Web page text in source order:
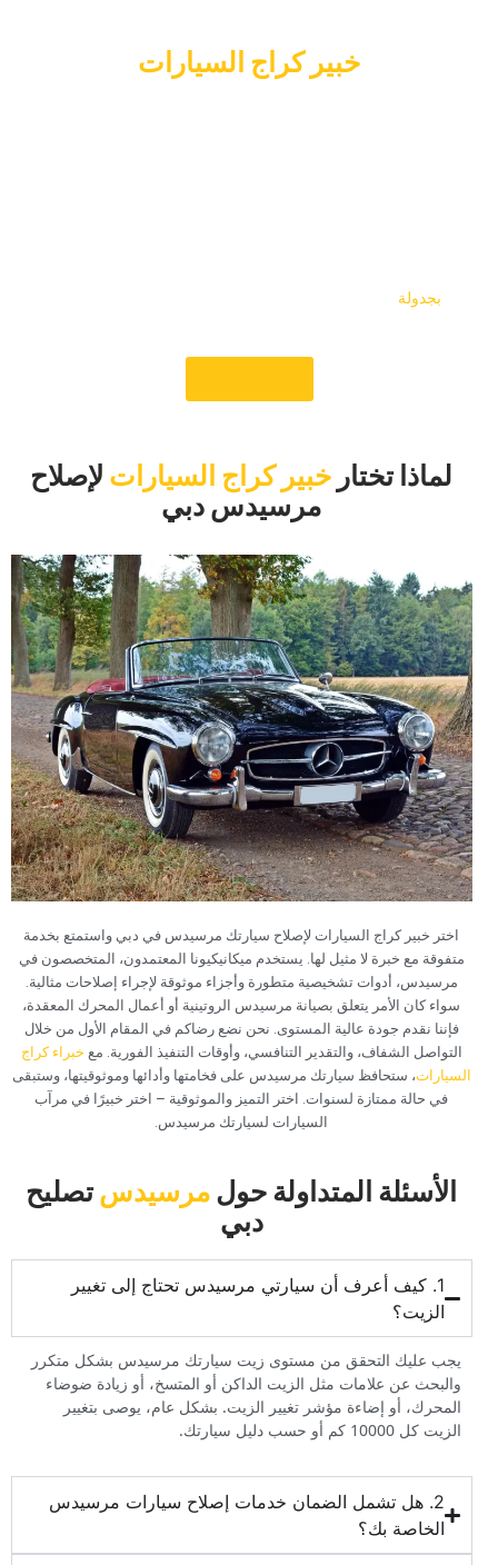
خبير كراج السيارات
بجدولة
‏لماذا تختار‏ خبير كراج السيارات لإصلاح
مرسيدس دبي
اختر خبير كراج السيارات لإصلاح سيارتك مرسيدس في دبي واستمتع بخدمة
متفوقة مع خبرة لا مثيل لها. يستخدم ميكانيكيونا المعتمدون، المتخصصون في
مرسيدس، أدوات تشخيصية متطورة وأجزاء موثوقة لإجراء إصلاحات مثالية.
سواء كان الأمر يتعلق بصيانة مرسيدس الروتينية أو أعمال المحرك المعقدة،
فإننا نقدم جودة عالية المستوى. نحن نضع رضاكم في المقام الأول من خلال
التواصل الشفاف، والتقدير التنافسي، وأوقات التنفيذ الفورية. مع خبراء كراج
السيارات، ستحافظ سيارتك مرسيدس على فخامتها وأدائها وموثوقيتها، وستبقى
في حالة ممتازة لسنوات. اختر التميز والموثوقية – اختر خبيرًا في مرآب
السيارات لسيارتك مرسيدس.
‏الأسئلة المتداولة حول‏مرسيدس‏تصليح
دبي‏
1. كيف أعرف أن سيارتي مرسيدس تحتاج إلى تغيير
الزيت؟
يجب عليك التحقق من مستوى زيت سيارتك مرسيدس بشكل متكرر
والبحث عن علامات مثل الزيت الداكن أو المتسخ، أو زيادة ضوضاء
المحرك، أو إضاءة مؤشر تغيير الزيت. بشكل عام، يوصى بتغيير
الزيت كل 10000 كم أو حسب دليل سيارتك.
2. هل تشمل الضمان خدمات إصلاح سيارات مرسيدس
الخاصة بك؟